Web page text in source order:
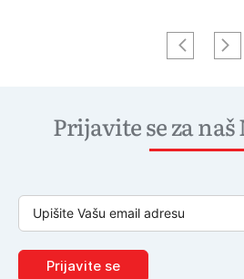
Prijavite se za
Prijavite se